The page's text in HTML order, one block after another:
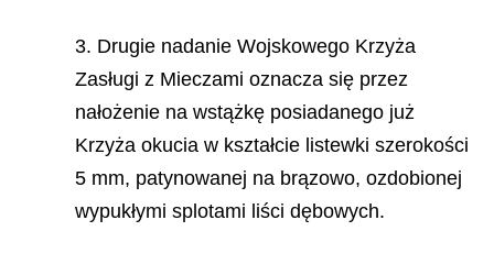
3. Drugie nadanie Wojskowego Krzyża
Zasługi z Mieczami oznacza się przez
nałożenie na wstążkę posiadanego już
Krzyża okucia w kształcie listewki szerokości
5 mm, patynowanej na brązowo, ozdobionej
wypukłymi splotami liści dębowych.